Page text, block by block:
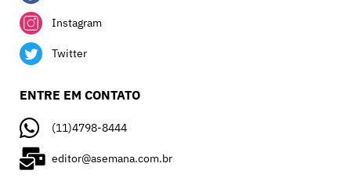
Instagram
Twitter
ENTRE EM CONTATO
(11)4798-8444
editor@asemana.com.br